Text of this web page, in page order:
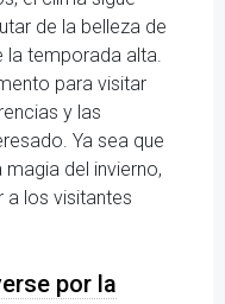
de la belleza de
la temporada alta.
para visitar
y las
Ya sea que
del invierno,
a los visitantes
por la